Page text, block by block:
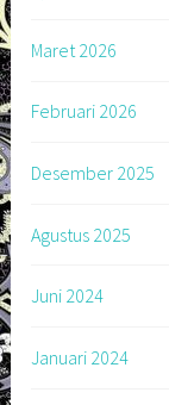
Maret 2026
Februari 2026
Desember 2025
Agustus 2025
Juni 2024
Januari 2024